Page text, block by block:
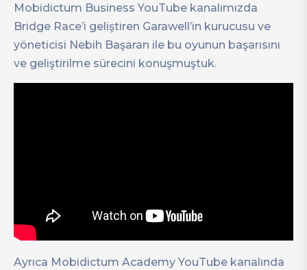
Mobidictum Business YouTube kanalımızda
Bridge Race’i geliştiren Garawell’in kurucusu ve
yöneticisi Nebih Başaran ile bu oyunun başarısını
ve geliştirilme sürecini konuşmuştuk.
Ayrıca Mobidictum Academy YouTube kanalında